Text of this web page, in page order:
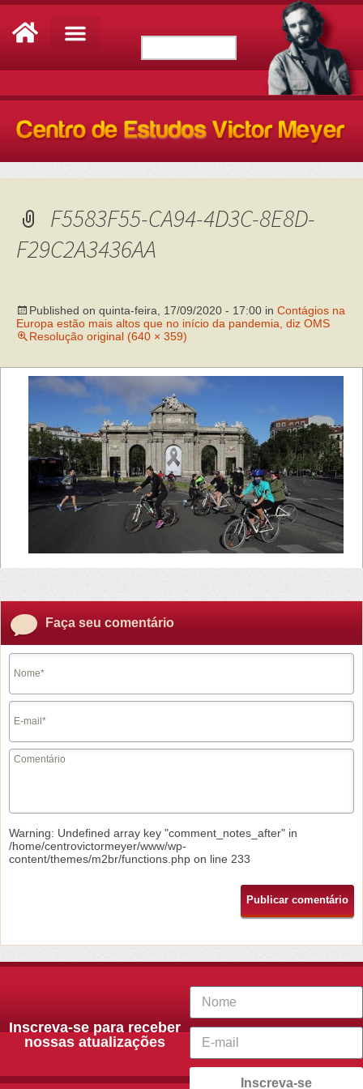
F5583F55-CA94-4D3C-8E8D-
F29C2A3436AA
Published on quinta-feira, 17/09/2020 - 17:00 in Contágios na
Europa estão mais altos que no início da pandemia, diz OMS
Resolução original (640 × 359)
Faça seu comentário
Warning: Undefined array key "comment_notes_after" in
/home/centrovictormeyer/www/wp-
content/themes/m2br/functions.php on line 233
Inscreva-se para receber
nossas atualizações
Inscreva-se